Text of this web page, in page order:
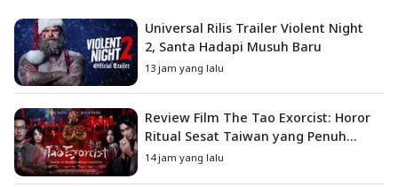
Universal Rilis Trailer Violent Night
2, Santa Hadapi Musuh Baru
13 jam yang lalu
Review Film The Tao Exorcist: Horor
Ritual Sesat Taiwan yang Penuh
Misteri dan Teror Psikologis
14 jam yang lalu